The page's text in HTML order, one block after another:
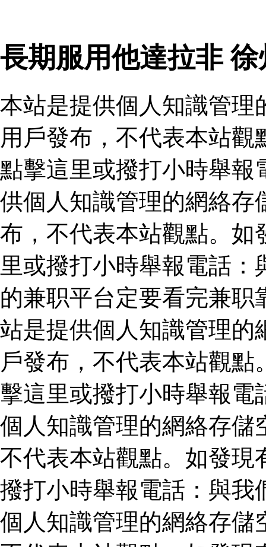
長期服用他達拉非
本站是提供個人知識管理
用戶發布，不代表本站
點擊這里或撥打小時舉報
供個人知識管理的網絡存
布，不代表本站觀點。如
里或撥打小時舉報電話：
的兼职平台定要看完兼
站是提供個人知識管理的
戶發布，不代表本站觀
擊這里或撥打小時舉報
個人知識管理的網絡存儲
不代表本站觀點。如發現
撥打小時舉報電話：與我
個人知識管理的網絡存儲